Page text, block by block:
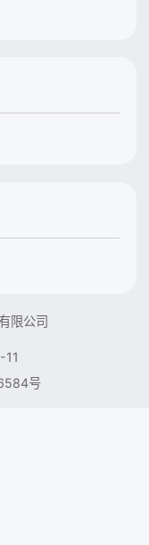
限公司
11
号